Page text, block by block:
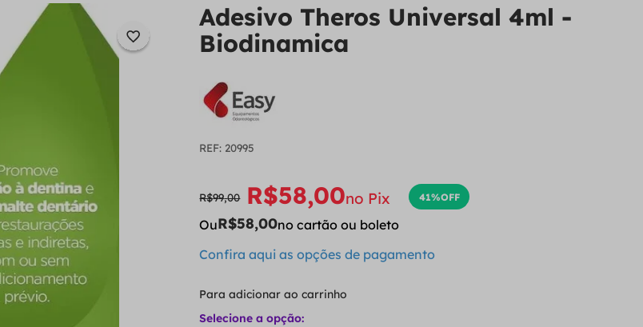
Adesivo Theros Universal 4ml -
Biodinamica
: 20995
R$99,00 R$58,00no Pix 41%OFF
OuR$58,00no cartão ou boleto
Confira aqui as opções de pagamento
Para adicionar ao carrinho
Selecione a opção: